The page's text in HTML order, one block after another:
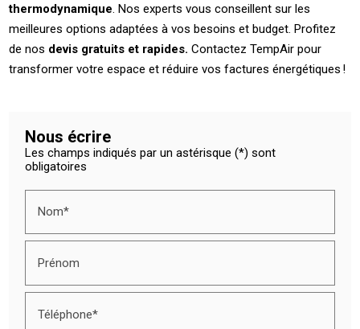
thermodynamique . Nos experts vous conseillent sur les
meilleures options adaptées à vos besoins et budget. Profitez
de nos devis gratuits et rapides.Contactez TempAir pour
transformer votre espace et réduire vos factures énergétiques !
Nous écrire
Les champs indiqués par un astérisque (*) sont
obligatoires
Nom*
Prénom
Téléphone*